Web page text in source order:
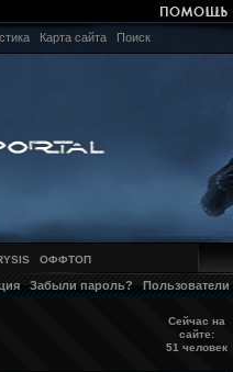
Карта сайта Поиск
ОФФТОП
Забыли пароль? Пользователи
Сейчас на
сайте:
51 человек